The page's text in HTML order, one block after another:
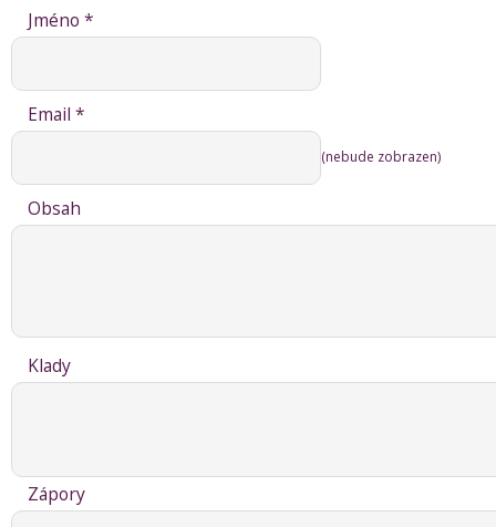
Jméno *
Email *
(nebude zobrazen)
Obsah
Klady
Zápory